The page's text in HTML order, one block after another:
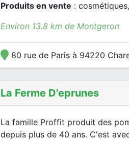
Produits en vente :
Environ 13.8 km de Montgeron
80 rue de Paris à 94220
La Ferme D'eprunes
La famille Proffit produit des
depuis plus de 40 ans. C'est